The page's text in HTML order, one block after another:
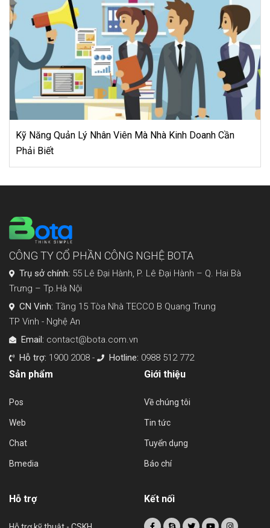
Kinh doanh dịp 20/11: Bỏ vốn nhỏ, thu lãi lớn
CÔNG TY CỔ PHẦN CÔNG NGHỆ BOTA
Trụ sở chính: 55 Lê Đại Hành, P. Lê Đại Hành – Q. Hai Bà
Trưng – Tp.Hà Nội
CN Vinh: Tầng 15 Tòa Nhà TECCO B Quang Trung
TP Vinh - Nghệ An
Email: contact@bota.com.vn
Hỗ trợ: 1900 2008 - Hotline: 0988 512 772
Sản phẩm
Pos
Web
Chat
Bmedia
Giới thiệu
Về chúng tôi
Tin tức
Tuyển dụng
Báo chí
Hỗ trợ Kết nối